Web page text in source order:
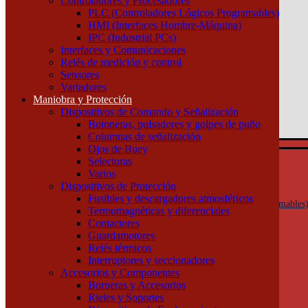
PLC (Controladores Lógicos Programables)
HMI (Interfaces Hombre-Máquina)
IPC (Industrial PCs)
Interfaces y Comunicaciones
Relés de medición y control
Sensores
Variadores
Maniobra y Protección
Dispositivos de Comando y Señalización
Botoneras, pulsadores y golpes de puño
Columnas de señalización
Ojos de Buey
Selectoras
Varios
Dispositivos de Protección
Fusibles y descargadores atmosféricos
Termomagnéticas y diferenciales
Contactores
Guardamotores
Relés térmicos
Interruptores y seccionadores
Accesorios y Componentes
Borneras y Accesorios
Rieles y Soportes
(011) 4253-9024
Atención por WhatsApp
11 3071 1515
0
$ 0,00
0
Tu pedido
Automatización y Control
Actuadores
Controladores y Procesadores
PLC (Controladores Lógicos
HMI (Interfaces Hombre-Máquina)
IPC (Industrial PCs)
Interfaces y Comunicaciones
Relés de medición y control
Sensores
Variadores
Maniobra y Protección
Dispositivos de Comando y Señalización